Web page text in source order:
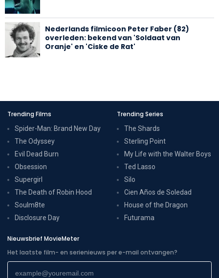
Nederlands filmicoon Peter Faber (82)
overleden: bekend van 'Soldaat van
Oranje' en 'Ciske de Rat'
Trending Films
Spider-Man: Brand New Day
The Odyssey
Evil Dead Burn
Obsession
Supergirl
The Death of Robin Hood
Soulm8te
Disclosure Day
Trending Series
The Shards
Sterling Point
My Life with the Walter Boys
Ted Lasso
Silo
Cien Años de Soledad
House of the Dragon
Futurama
Nieuwsbrief MovieMeter
Het laatste film- en serienieuws per e-mail ontvangen?